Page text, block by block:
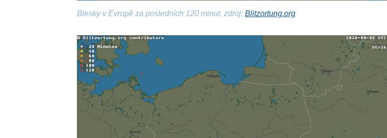
Blesky v Evropě za posledních 120 minut, zdroj:Blitzortung.org